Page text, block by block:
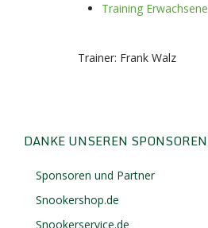
Training Erwachsene
Trainer: Frank Walz
DANKE UNSEREN SPONSOREN
Sponsoren und Partner
Snookershop.de
Snookerservice.de